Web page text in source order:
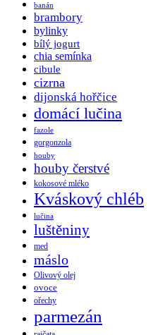
banán
brambory
bylinky
bílý jogurt
chia semínka
cibule
cizrna
dijonská hořčice
domácí lučina
fazole
gorgonzola
houby
houby čerstvé
kokosové mléko
Kváskový chléb
lučina
luštěniny
med
máslo
Olivový olej
ovoce
ořechy
parmezán